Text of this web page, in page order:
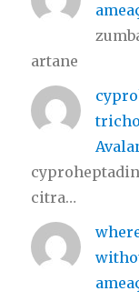
artane
citra…